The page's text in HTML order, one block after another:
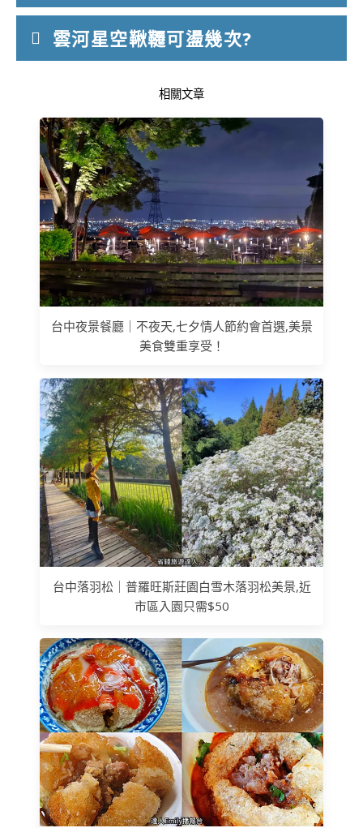
雲河星空鞦韆可盪幾次?
相關文章
台中夜景餐廳｜不夜天,七夕情人節約會首選,美景
美食雙重享受！
台中落羽松｜普羅旺斯莊園白雪木落羽松美景,近
市區入園只需$50